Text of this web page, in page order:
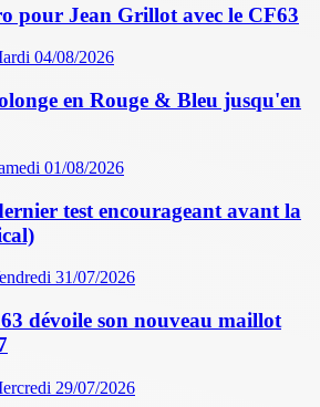
pour Jean Grillot avec le CF63
04/08/2026
en Rouge & Bleu jusqu'en
01/08/2026
test encourageant avant la
31/07/2026
dévoile son nouveau maillot
29/07/2026